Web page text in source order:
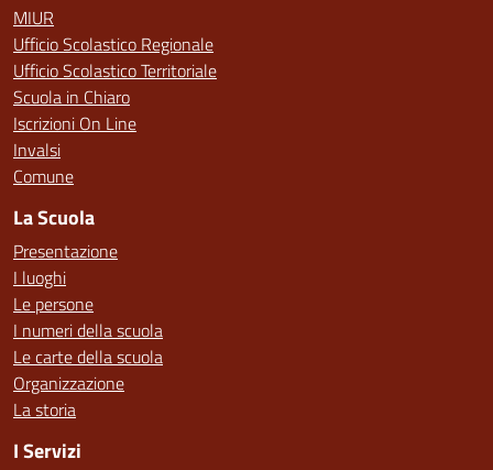
MIUR
Ufficio Scolastico Regionale
Ufficio Scolastico Territoriale
Scuola in Chiaro
Iscrizioni On Line
Invalsi
Comune
La Scuola
Presentazione
I luoghi
Le persone
I numeri della scuola
Le carte della scuola
Organizzazione
La storia
I Servizi